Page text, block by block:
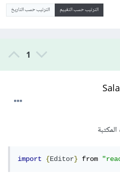
الترتيب حسب التقييم الترتيب حسب التاريخ
1
import {Editor} from